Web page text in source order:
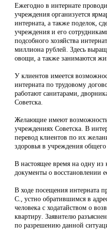
Ежегодно в интернате
учреждения организуется
интерната, а также поделок,
учреждения и его
подсобного хозяйства
миллиона рублей. Здесь
овощи, а также занимаются
У клиентов имеется
интерната по трудовому
работают санитарами,
Советска.
Желающие имеют возможность
учреждениях Советска. В
перевод клиентов по их
здоровья в учреждения
В настоящее время на одну из
документы о восстановлении
В ходе посещения интерната
С., устно обратившимся в
человека с ходатайством о
квартиру. Заявителю
по разрешению данной